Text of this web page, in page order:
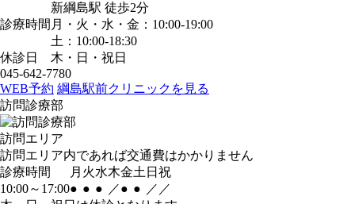
新綱島駅 徒歩2分
診療時間 月・火・水・金：10:00-19:00
土：10:00-18:30
休診日
木・日・祝日
045-642-7780
WEB予約 綱島駅前クリニックを見る
訪問診療部
訪問エリア
訪問エリア内であれば交通費はかかりません
診療時間
月 火水木金土 日 祝
10:00～17:00● ● ● ／● ● ／ ／